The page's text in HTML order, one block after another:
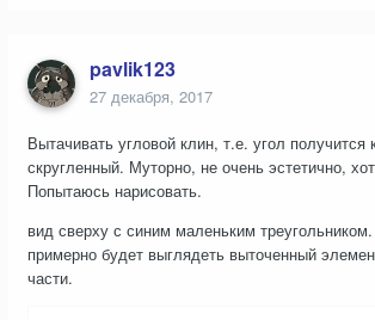
pavlik123
27 декабря, 2017
Вытачивать угловой клин, т.е. угол получится
скругленный. Муторно, не очень эстетично,
Попытаюсь нарисовать.
вид сверху с синим маленьким
примерно будет выглядеть выточенный
части.